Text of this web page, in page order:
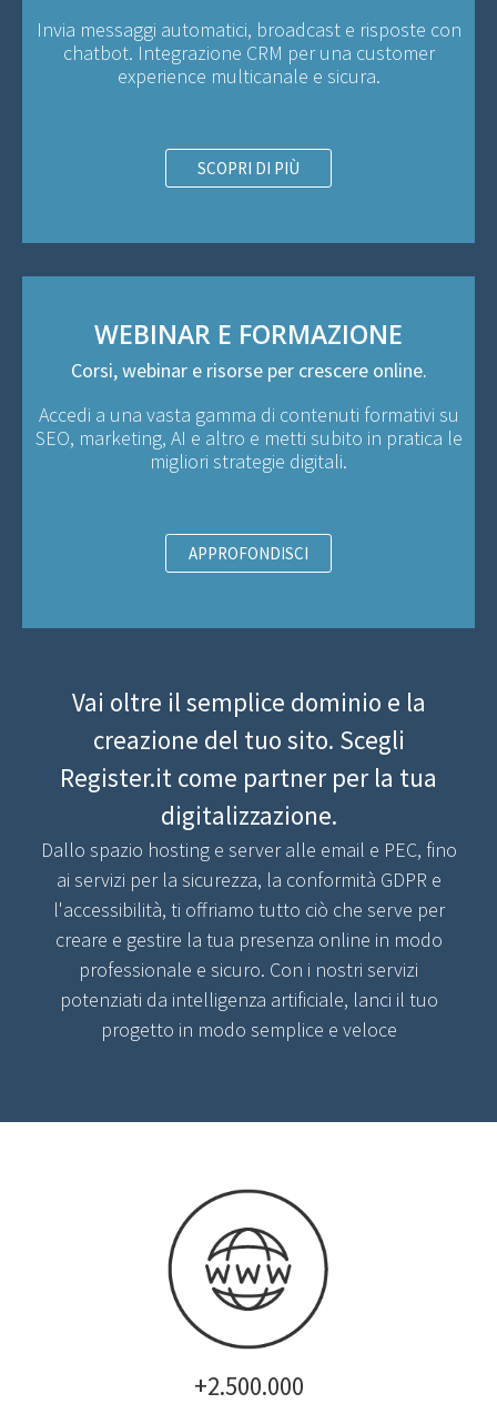
Invia messaggi automatici, broadcast e risposte con
chatbot. Integrazione CRM per una customer
experience multicanale e sicura.
SCOPRI DI PIÙ
WEBINAR E FORMAZIONE
Corsi, webinar e risorse per crescere online.
Accedi a una vasta gamma di contenuti formativi su
SEO, marketing, AI e altro e metti subito in pratica le
migliori strategie digitali.
APPROFONDISCI
Vai oltre il semplice dominio e la
creazione del tuo sito. Scegli
Register.it come partner per la tua
digitalizzazione.
Dallo spazio hosting e server alle email e PEC, fino
ai servizi per la sicurezza, la conformità GDPR e
l'accessibilità, ti offriamo tutto ciò che serve per
creare e gestire la tua presenza online in modo
professionale e sicuro. Con i nostri servizi
potenziati da intelligenza artificiale, lanci il tuo
progetto in modo semplice e veloce
+2.500.000